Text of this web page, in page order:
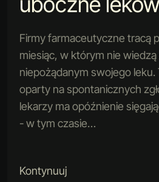
Firmy farmaceutyczne tracą
miesiąc, w którym nie wiedzą
niepożądanym swojego
oparty na spontanicznych
lekarzy ma opóźnienie
- w tym czasie…
Kontynuuj